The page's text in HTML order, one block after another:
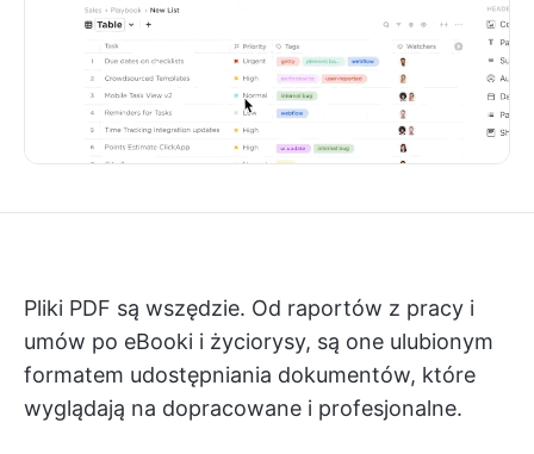
Pliki PDF są wszędzie. Od raportów z pracy i
umów po eBooki i życiorysy, są one ulubionym
formatem udostępniania dokumentów, które
wyglądają na dopracowane i profesjonalne.